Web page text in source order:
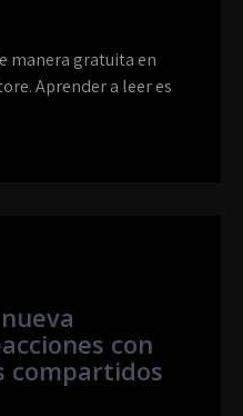
manera gratuita en
Aprender a leer es
con
compartidos